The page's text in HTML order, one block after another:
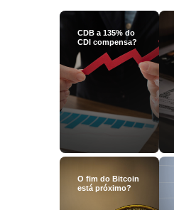
CDB a 135% do
CDI compensa?
O fim do Bitcoin
está próximo?